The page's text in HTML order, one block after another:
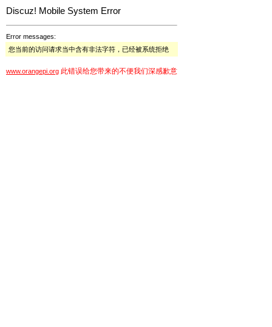
Discuz! Mobile System Error
Error messages:
您当前的访问请求当中含有非法字符，已经被系统拒绝
www.orangepi.org 此错误给您带来的不便我们深感歉意